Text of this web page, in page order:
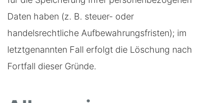
Daten haben (z. B. steuer- oder
handelsrechtliche Aufbewahrungsfristen); im
letztgenannten Fall erfolgt die Löschung nach
Fortfall dieser Gründe.